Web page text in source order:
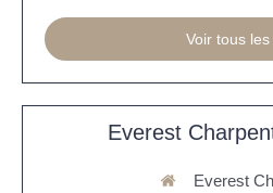
Voir tous
Everest
Everest